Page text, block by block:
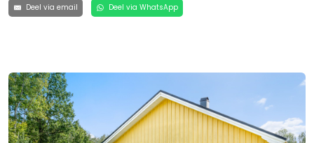
Deel via email
Deel via WhatsApp